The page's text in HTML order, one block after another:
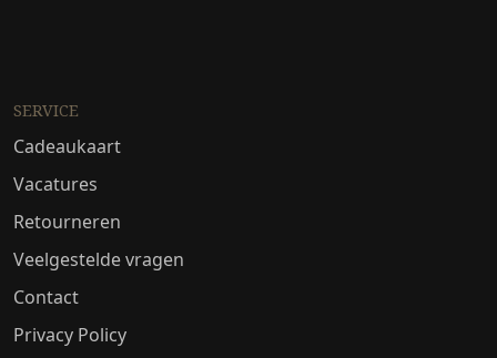
SERVICE
Cadeaukaart
Vacatures
Retourneren
Veelgestelde vragen
Contact
Privacy Policy